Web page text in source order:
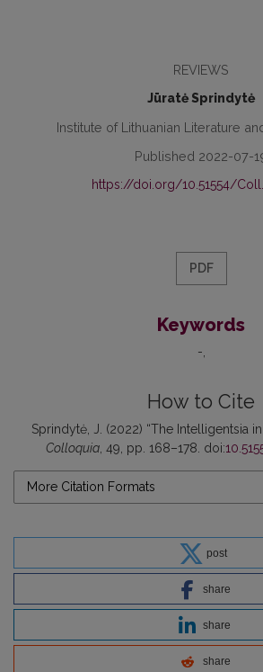
REVIEWS
Jūratė Sprindytė
Institute of Lithuanian Literature
Published 2022-07-
https://doi.org/10.51554/
PDF
Keywords
-
How to Cite
Sprindytė, J. (2022) “The Intelligentsia
Colloquia, 49, pp. 168–178. doi:
More Citation Formats
post
share
share
share